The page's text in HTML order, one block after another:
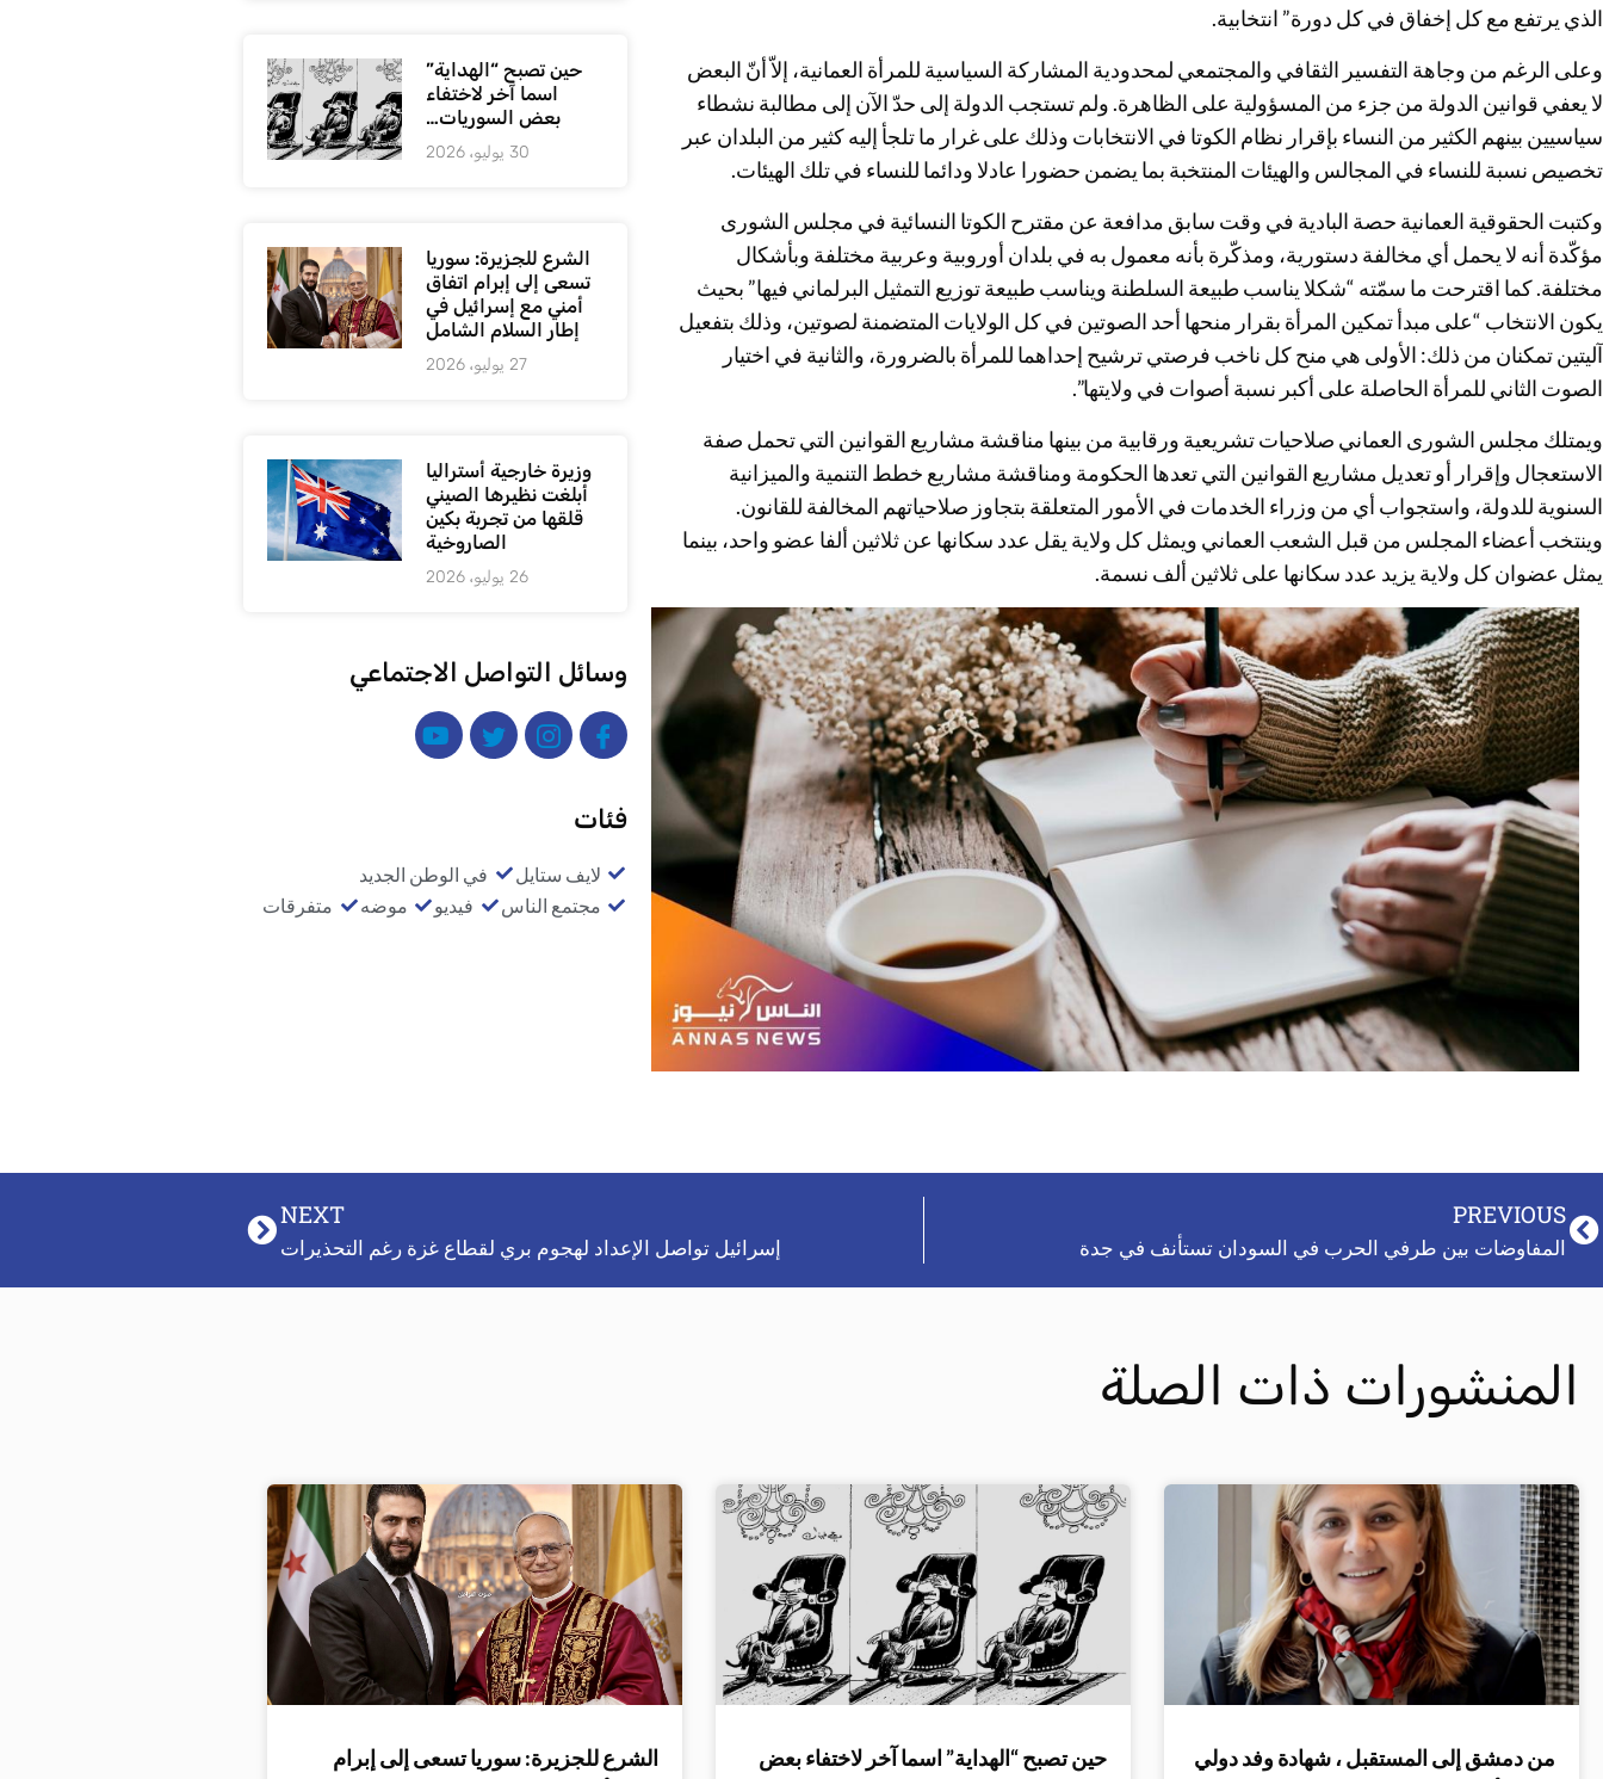
الذي يرتفع مع كل إخفاق في كل دورة” انتخابية.
وعلى الرغم من وجاهة التفسير الثقافي والمجتمعي لمحدودية المشاركة السياسية للمرأة العمانية، إلاّ أنّ البعض
لا يعفي قوانين الدولة من جزء من المسؤولية على الظاهرة. ولم تستجب الدولة إلى حدّ الآن إلى مطالبة نشطاء
سياسيين بينهم الكثير من النساء بإقرار نظام الكوتا في الانتخابات وذلك على غرار ما تلجأ إليه كثير من البلدان عبر
تخصيص نسبة للنساء في المجالس والهيئات المنتخبة بما يضمن حضورا عادلا ودائما للنساء في تلك الهيئات.
وكتبت الحقوقية العمانية حصة البادية في وقت سابق مدافعة عن مقترح الكوتا النسائية في مجلس الشورى
مؤكّدة أنه لا يحمل أي مخالفة دستورية، ومذكّرة بأنه معمول به في بلدان أوروبية وعربية مختلفة وبأشكال
مختلفة. كما اقترحت ما سمّته “شكلا يناسب طبيعة السلطنة ويناسب طبيعة توزيع التمثيل البرلماني فيها” بحيث
يكون الانتخاب “على مبدأ تمكين المرأة بقرار منحها أحد الصوتين في كل الولايات المتضمنة لصوتين، وذلك بتفعيل
آليتين تمكنان من ذلك: الأولى هي منح كل ناخب فرصتي ترشيح إحداهما للمرأة بالضرورة، والثانية في اختيار
الصوت الثاني للمرأة الحاصلة على أكبر نسبة أصوات في ولايتها”.
ويمتلك مجلس الشورى العماني صلاحيات تشريعية ورقابية من بينها مناقشة مشاريع القوانين التي تحمل صفة
الاستعجال وإقرار أو تعديل مشاريع القوانين التي تعدها الحكومة ومناقشة مشاريع خطط التنمية والميزانية
السنوية للدولة، واستجواب أي من وزراء الخدمات في الأمور المتعلقة بتجاوز صلاحياتهم المخالفة للقانون.
وينتخب أعضاء المجلس من قبل الشعب العماني ويمثل كل ولاية يقل عدد سكانها عن ثلاثين ألفا عضو واحد، بينما
يمثل عضوان كل ولاية يزيد عدد سكانها على ثلاثين ألف نسمة.
حين تصبح “الهداية”
اسما آخر لاختفاء
بعض السوريات…
30 يوليو، 2026
الشرع للجزيرة: سوريا
تسعى إلى إبرام اتفاق
أمني مع إسرائيل في
إطار السلام الشامل
27 يوليو، 2026
وزيرة خارجية أستراليا
أبلغت نظيرها الصيني
قلقها من تجربة بكين
الصاروخية
26 يوليو، 2026
وسائل التواصل الاجتماعي
فئات
لايف ستايل
في الوطن الجديد
مجتمع الناس
فيديو موضه متفرقات
PREVIOUS
المفاوضات بين طرفي الحرب في السودان تستأنف في جدة
NEXT
إسرائيل تواصل الإعداد لهجوم بري لقطاع غزة رغم التحذيرات
المنشورات ذات الصلة
من دمشق إلى المستقبل ، شهادة وفد دولي
حين تصبح “الهداية” اسما آخر لاختفاء بعض
الشرع للجزيرة: سوريا تسعى إلى إبرام